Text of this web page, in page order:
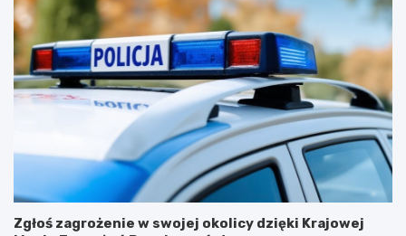
Zgłoś zagrożenie w swojej okolicy dzięki Krajowej